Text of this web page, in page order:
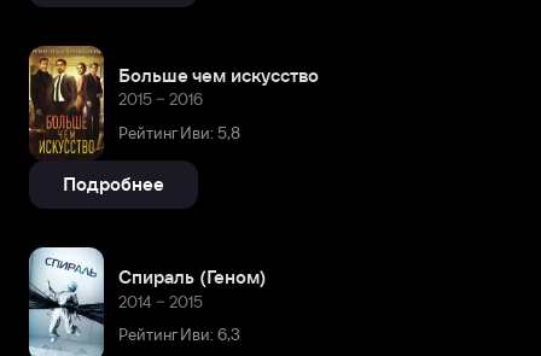
Больше чем искусство
2015 – 2016
Рейтинг Иви: 5,8
Подробнее
Спираль (Геном)
2014 – 2015
Рейтинг Иви: 6,3